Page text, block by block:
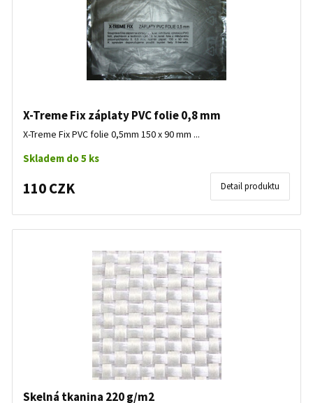
X-Treme Fix záplaty PVC folie 0,8 mm
X-Treme Fix PVC folie 0,5mm 150 x 90 mm ...
Skladem do 5 ks
110 CZK Detail produktu
Skelná tkanina 220 g/m2